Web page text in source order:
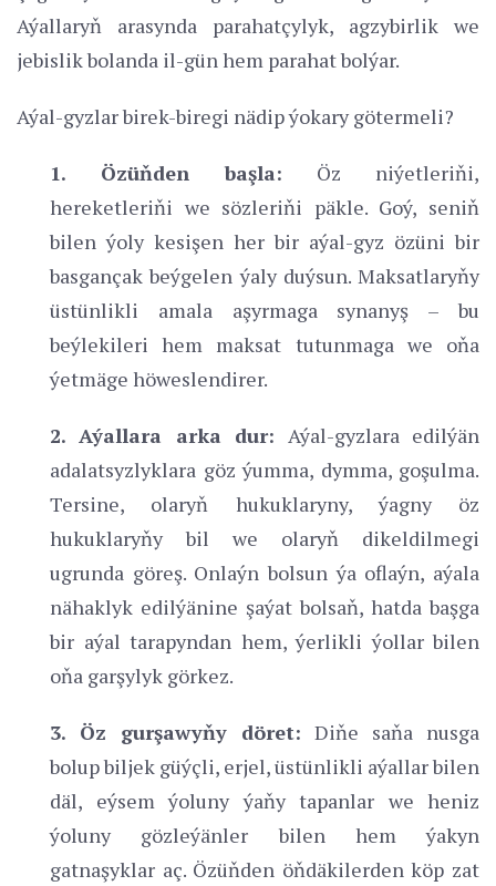
Aýallaryň arasynda parahatçylyk, agzybirlik we
jebislik bolanda il-gün hem parahat bolýar.
Aýal-gyzlar birek-biregi nädip ýokary götermeli?
1. Özüňden başla: Öz niýetleriňi,
hereketleriňi we sözleriňi päkle. Goý, seniň
bilen ýoly kesişen her bir aýal-gyz özüni bir
basgançak beýgelen ýaly duýsun. Maksatlaryňy
üstünlikli amala aşyrmaga synanyş – bu
beýlekileri hem maksat tutunmaga we oňa
ýetmäge höweslendirer.
2. Aýallara arka dur: Aýal-gyzlara edilýän
adalatsyzlyklara göz ýumma, dymma, goşulma.
Tersine, olaryň hukuklaryny, ýagny öz
hukuklaryňy bil we olaryň dikeldilmegi
ugrunda göreş. Onlaýn bolsun ýa oflaýn, aýala
nähaklyk edilýänine şaýat bolsaň, hatda başga
bir aýal tarapyndan hem, ýerlikli ýollar bilen
oňa garşylyk görkez.
3. Öz gurşawyňy döret: Diňe saňa nusga
bolup biljek güýçli, erjel, üstünlikli aýallar bilen
däl, eýsem ýoluny ýaňy tapanlar we heniz
ýoluny gözleýänler bilen hem ýakyn
gatnaşyklar aç. Özüňden öňdäkilerden köp zat